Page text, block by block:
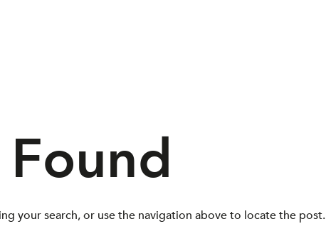
your search, or use the navigation above to locate the post.